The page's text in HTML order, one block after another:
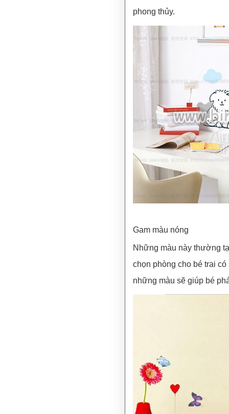
phong thủy.
Gam màu nóng
Những màu này thường
chọn phòng cho bé trai
những màu sẽ giúp bé